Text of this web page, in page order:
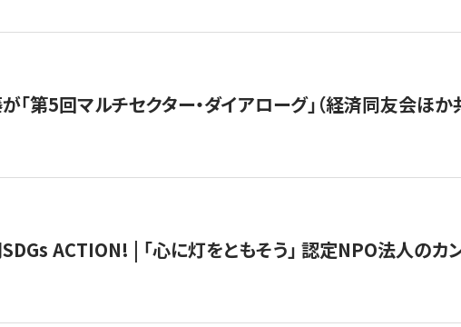
「第5回マルチセクター・ダイアローグ」（経済同友会ほか
ACTION! | 「心に灯をともそう」 認定NPO法人のカ